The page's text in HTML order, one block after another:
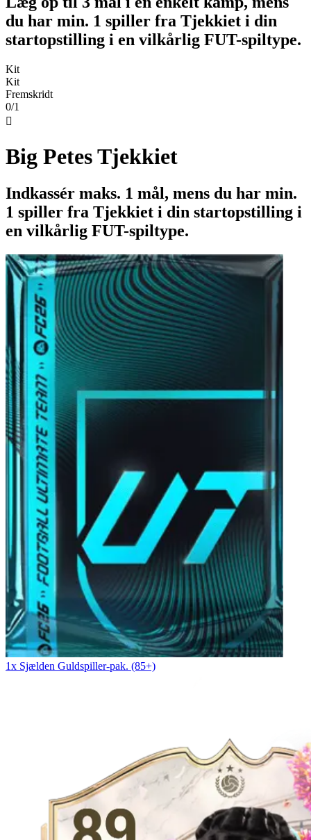
du har min. 1 spiller fra Tjekkiet i din
startopstilling i en vilkårlig FUT-spiltype.
Kit
Kit
Fremskridt
0/1

Big Petes Tjekkiet
Indkassér maks. 1 mål, mens du har min.
1 spiller fra Tjekkiet i din startopstilling i
en vilkårlig FUT-spiltype.
1x Sjælden Guldspiller-pak. (85+)